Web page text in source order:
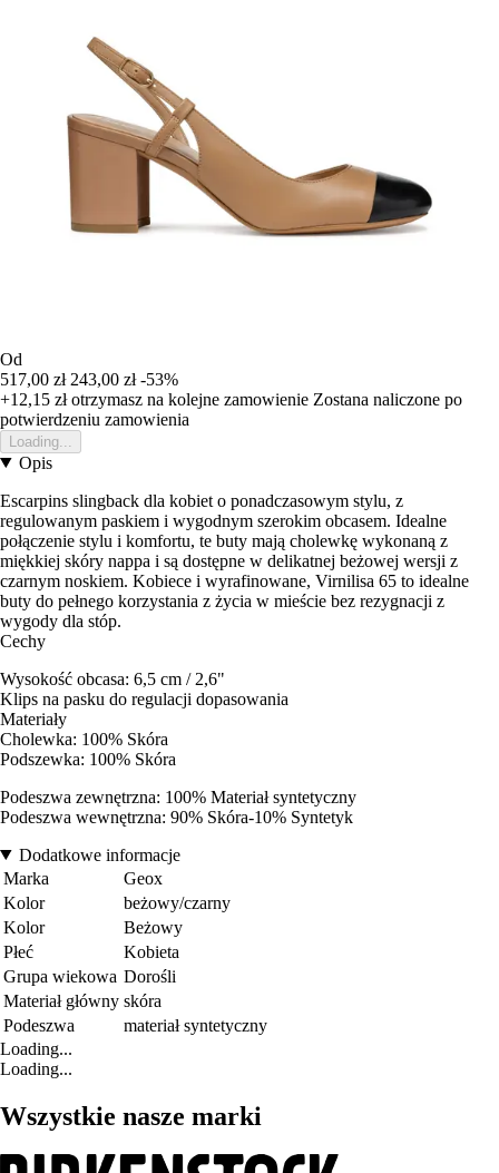
Od
517,00 zł 243,00 zł -53%
+12,15 złotrzymasz na kolejne zamowienie Zostana naliczone po
potwierdzeniu zamowienia
Loading...
Opis
Escarpins slingback dla kobiet o ponadczasowym stylu, z
regulowanym paskiem i wygodnym szerokim obcasem. Idealne
połączenie stylu i komfortu, te buty mają cholewkę wykonaną z
miękkiej skóry nappa i są dostępne w delikatnej beżowej wersji z
czarnym noskiem. Kobiece i wyrafinowane, Virnilisa 65 to idealne
buty do pełnego korzystania z życia w mieście bez rezygnacji z
wygody dla stóp.
Cechy
Wysokość obcasa: 6,5 cm / 2,6"
Klips na pasku do regulacji dopasowania
Materiały
Cholewka: 100% Skóra
Podszewka: 100% Skóra
Podeszwa zewnętrzna: 100% Materiał syntetyczny
Podeszwa wewnętrzna: 90% Skóra-10% Syntetyk
Dodatkowe informacje
Marka
Geox
Kolor
beżowy/czarny
Kolor
Beżowy
Płeć
Kobieta
Grupa wiekowa Dorośli
Materiał główny skóra
Podeszwa
materiał syntetyczny
Loading...
Loading...
Wszystkie nasze marki